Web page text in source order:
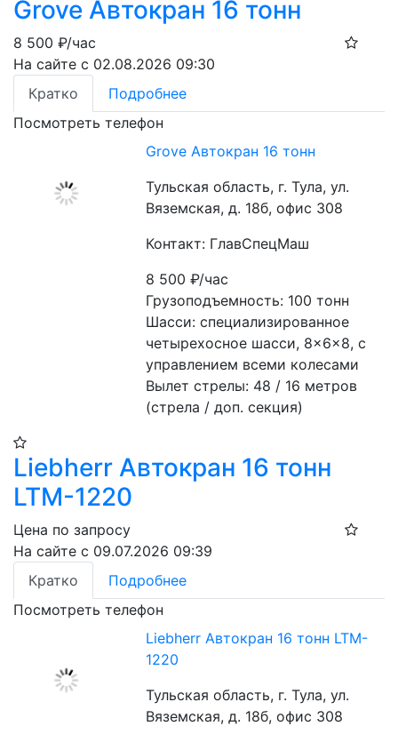
Grove Автокран 16 тонн
8 500 ₽/час
На сайте с 02.08.2026 09:30
Кратко
Подробнее
Посмотреть телефон
Grove Автокран 16 тонн
Тульская область, г. Тула, ул.
Вяземская, д. 18б, офис 308
Контакт: ГлавСпецМаш
8 500₽/час
Грузоподъемность: 100 тонн
Шасси: специализированное
четырехосное шасси, 8×6×8, с
управлением всеми колесами
Вылет стрелы: 48 / 16 метров
(стрела / доп. секция)
Liebherr Автокран 16 тонн
LTM-1220
Цена по запросу
На сайте с 09.07.2026 09:39
Кратко
Подробнее
Посмотреть телефон
Liebherr Автокран 16 тонн LTM-
1220
Тульская область, г. Тула, ул.
Вяземская, д. 18б, офис 308